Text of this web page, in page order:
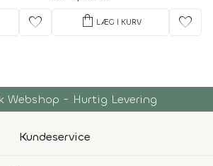
favorite shopping_bag LÆG I KURV favorite
Webshop - Hurtig Levering
Kundeservice